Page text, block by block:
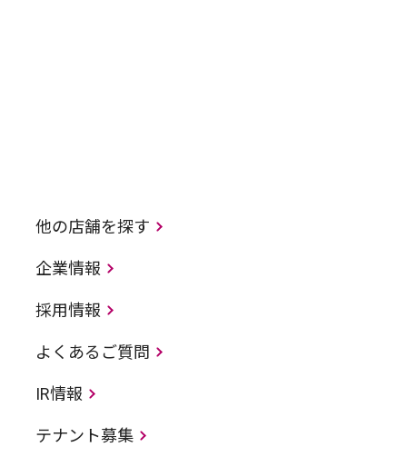
他の店舗を探す
企業情報
採用情報
よくあるご質問
IR情報
テナント募集